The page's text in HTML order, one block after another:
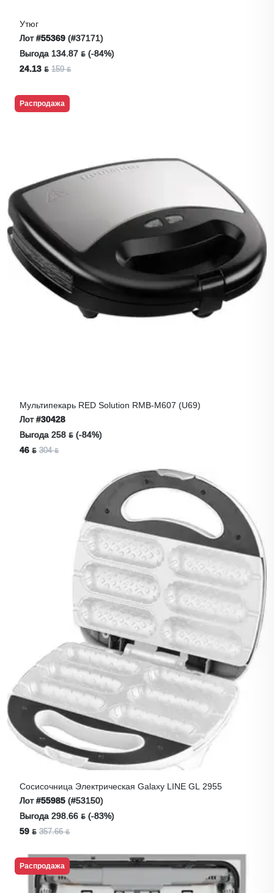
Утюг
Лот#55369 (#37171)
Выгода 134.87 ƃ (-84%)
24.13 ƃ 159 ƃ
Распродажа
Мультипекарь RED Solution RMB-M607 (u69)
Лот#30428
Выгода 258 ƃ (-84%)
46 ƃ 304 ƃ
Сосисочница Электрическая Galaxy LINE GL 2955
Лот#55985 (#53150)
Выгода 298.66 ƃ (-83%)
59 ƃ 357.66 ƃ
Распродажа